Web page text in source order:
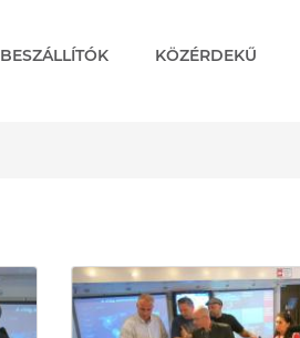
BESZÁLLÍTÓK KÖZÉRDEKŰ